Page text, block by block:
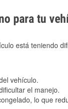
para tu
está teniendo
vehículo.
el manejo.
lo que